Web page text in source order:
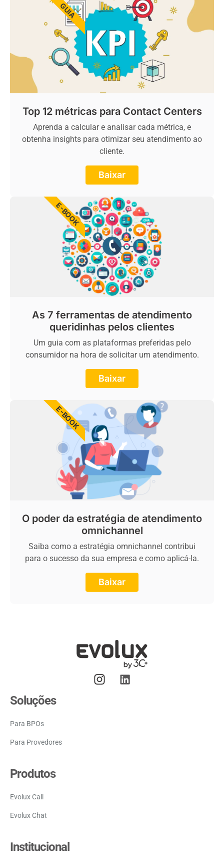
Top 12 métricas para Contact Centers
Aprenda a calcular e analisar cada métrica, e
obtenha insights para otimizar seu atendimento ao
cliente.
Baixar
GUIA
As 7 ferramentas de atendimento
queridinhas pelos clientes
Um guia com as plataformas preferidas pelo
consumidor na hora de solicitar um atendimento.
Baixar
E-BOOK
O poder da estratégia de atendimento
omnichannel
Saiba como a estratégia omnichannel contribui
para o sucesso da sua empresa e como aplicá-la.
Baixar
E-BOOK
Soluções
Para BPOs
Para Provedores
Produtos
Evolux Call
Evolux Chat
Institucional